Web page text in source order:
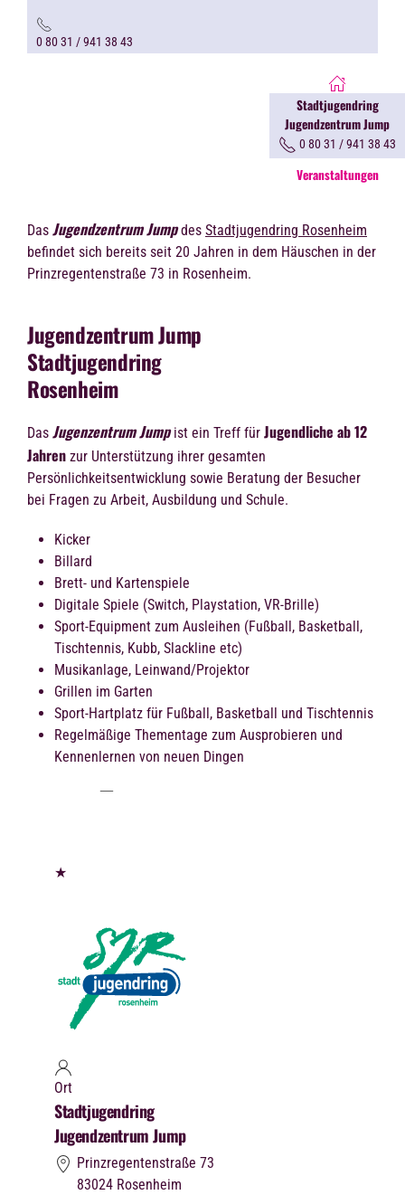
0 80 31 / 941 38 43
Stadtjugendring
Jugendzentrum Jump
0 80 31 / 941 38 43
Veranstaltungen
Das Jugendzentrum Jumpdes Stadtjugendring Rosenheim
befindet sich bereits seit 20 Jahren in dem Häuschen in der
Prinzregentenstraße 73 in Rosenheim.
Jugendzentrum Jump
Stadtjugendring
Rosenheim
Das Jugenzentrum Jumpist ein Treff für Jugendliche ab 12
Jahren zur Unterstützung ihrer gesamten
Persönlichkeitsentwicklung sowie Beratung der Besucher
bei Fragen zu Arbeit, Ausbildung und Schule.
Kicker
Billard
Brett- und Kartenspiele
Digitale Spiele (Switch, Playstation, VR-Brille)
Sport-Equipment zum Ausleihen (Fußball, Basketball,
Tischtennis, Kubb, Slackline etc)
Musikanlage, Leinwand/Projektor
Grillen im Garten
Sport-Hartplatz für Fußball, Basketball und Tischtennis
Regelmäßige Thementage zum Ausprobieren und
Kennenlernen von neuen Dingen
★
Ort
Stadtjugendring
Jugendzentrum Jump
Prinzregentenstraße 73
83024 Rosenheim